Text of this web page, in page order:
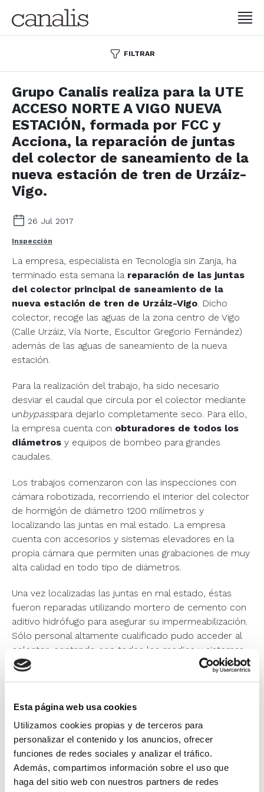
Esta página web usa cookies
Utilizamos cookies propias y de terceros para
personalizar el contenido y los anuncios, ofrecer
funciones de redes sociales y analizar el tráfico.
Además, compartimos información sobre el uso que
haga del sitio web con nuestros partners de redes
FILTRAR
Grupo Canalis realiza para la UTE
ACCESO NORTE A VIGO NUEVA
ESTACIÓN, formada por FCC y
Acciona, la reparación de juntas
del colector de saneamiento de la
nueva estación de tren de Urzáiz-
Vigo.
26 Jul 2017
Inspección
La empresa, especialista en Tecnología sin Zanja, ha
terminado esta semana la reparación de las juntas
del colector principal de saneamiento de la
nueva estación de tren de Urzáiz-Vigo. Dicho
colector, recoge las aguas de la zona centro de Vigo
(Calle Urzáiz, Vía Norte, Escultor Gregorio Fernández)
además de las aguas de saneamiento de la nueva
estación.
Para la realización del trabajo, ha sido necesario
desviar el caudal que circula por el colector mediante
unbypasspara dejarlo completamente seco. Para ello,
la empresa cuenta con obturadores de todos los
diámetros y equipos de bombeo para grandes
caudales.
Los trabajos comenzaron con las inspecciones con
cámara robotizada, recorriendo el interior del colector
de hormigón de diámetro 1200 milímetros y
localizando las juntas en mal estado. La empresa
cuenta con accesorios y sistemas elevadores en la
propia cámara que permiten unas grabaciones de muy
alta calidad en todo tipo de diámetros.
Una vez localizadas las juntas en mal estado, éstas
fueron reparadas utilizando mortero de cemento con
aditivo hidrófugo para asegurar su impermeabilización.
Sólo personal altamente cualificado pudo acceder al
colector, contando con todos los medios y sistemas
de seguridad necesarios, tales como trípodes,
Volver